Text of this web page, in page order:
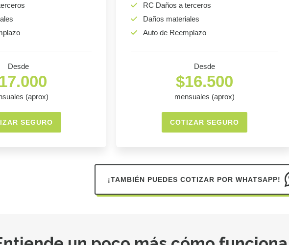
Desde
(aprox)
SEGURO
RC Daños a terceros
Daños materiales
Auto de Reemplazo
Desde
$16.500
mensuales (aprox)
COTIZAR SEGURO
¡TAMBIÉN PUEDES COTIZAR POR WHATSAPP!